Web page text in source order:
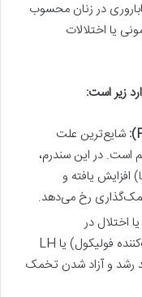
در زنان محسوب
یا اختلالات
زیر است:
): شایع‌ترین علت
است. در این سندرم،
یافته و
رخ می‌دهد.
اختلال در
هورمون‌های FSH (هورمون تحریک‌کننده فولیکول) یا LH
رشد و آزاد شدن تخمک